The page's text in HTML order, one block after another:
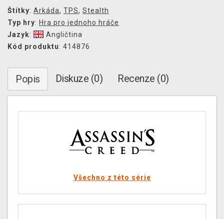
Štítky: Arkáda, TPS, Stealth
Typ hry: Hra pro jednoho hráče
Jazyk:
Angličtina
Kód produktu: 414876
Popis Diskuze (0) Recenze (0)
Všechno z této série